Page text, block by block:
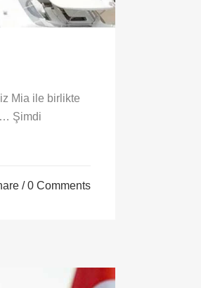
Mia ile birlikte
Şimdi
0 Comments